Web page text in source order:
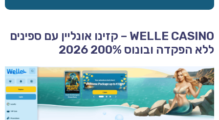
WELLE CASINO – קזינו אונליין עם ספינים
ללא הפקדה ובונוס 200% 2026